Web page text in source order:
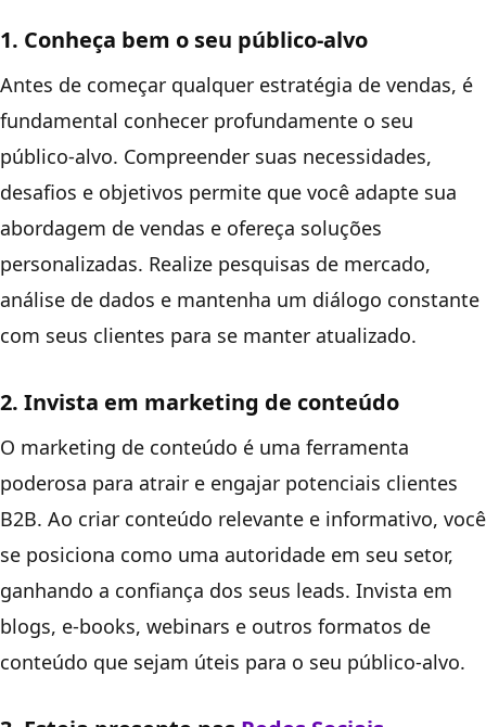
1. Conheça bem o seu público-alvo
Antes de começar qualquer estratégia de vendas, é
fundamental conhecer profundamente o seu
público-alvo. Compreender suas necessidades,
desafios e objetivos permite que você adapte sua
abordagem de vendas e ofereça soluções
personalizadas. Realize pesquisas de mercado,
análise de dados e mantenha um diálogo constante
com seus clientes para se manter atualizado.
2. Invista em marketing de conteúdo
O marketing de conteúdo é uma ferramenta
poderosa para atrair e engajar potenciais clientes
B2B. Ao criar conteúdo relevante e informativo, você
se posiciona como uma autoridade em seu setor,
ganhando a confiança dos seus leads. Invista em
blogs, e-books, webinars e outros formatos de
conteúdo que sejam úteis para o seu público-alvo.